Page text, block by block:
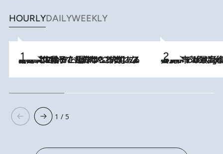
HOURLYDAILYWEEKLY
2026.8.5
【阿川佐和子さんの年とる力】なぜ70代で始めた趣味は“こんなに楽しい”のか？ ピアノ、俳句…スランプに陥っても続けられる“ある秘訣”とは 10 Hours Ago
美食、デザイン、ホスピタリティのすべてが最高峰！ ノルウェー第4の都市スタヴァンゲルの
1 / 5